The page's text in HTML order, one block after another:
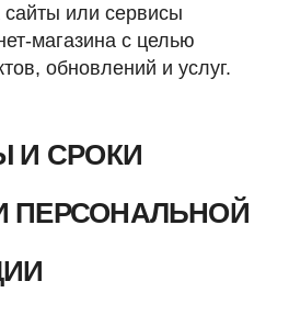
или сервисы
магазина с целью
обновлений и услуг.
И СРОКИ
ПЕРСОНАЛЬНОЙ